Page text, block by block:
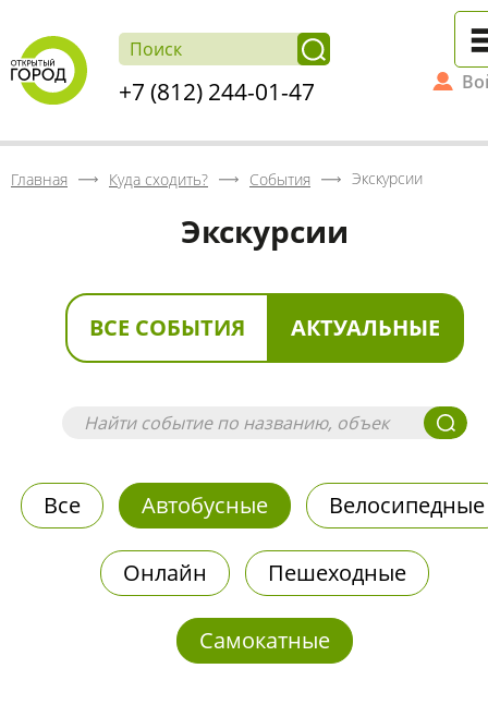
+7 (812) 244-01-47
Главная Куда сходить? События Экскурсии
Экскурсии
ВСЕ СОБЫТИЯ АКТУАЛЬНЫЕ
Все Автобусные Велосипедные
Онлайн Пешеходные
Самокатные